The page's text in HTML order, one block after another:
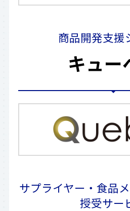
商品開発支援
キュー
サプライヤー・食品
授受サー